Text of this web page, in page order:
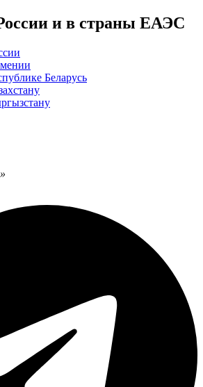
и в страны ЕАЭС
Беларусь